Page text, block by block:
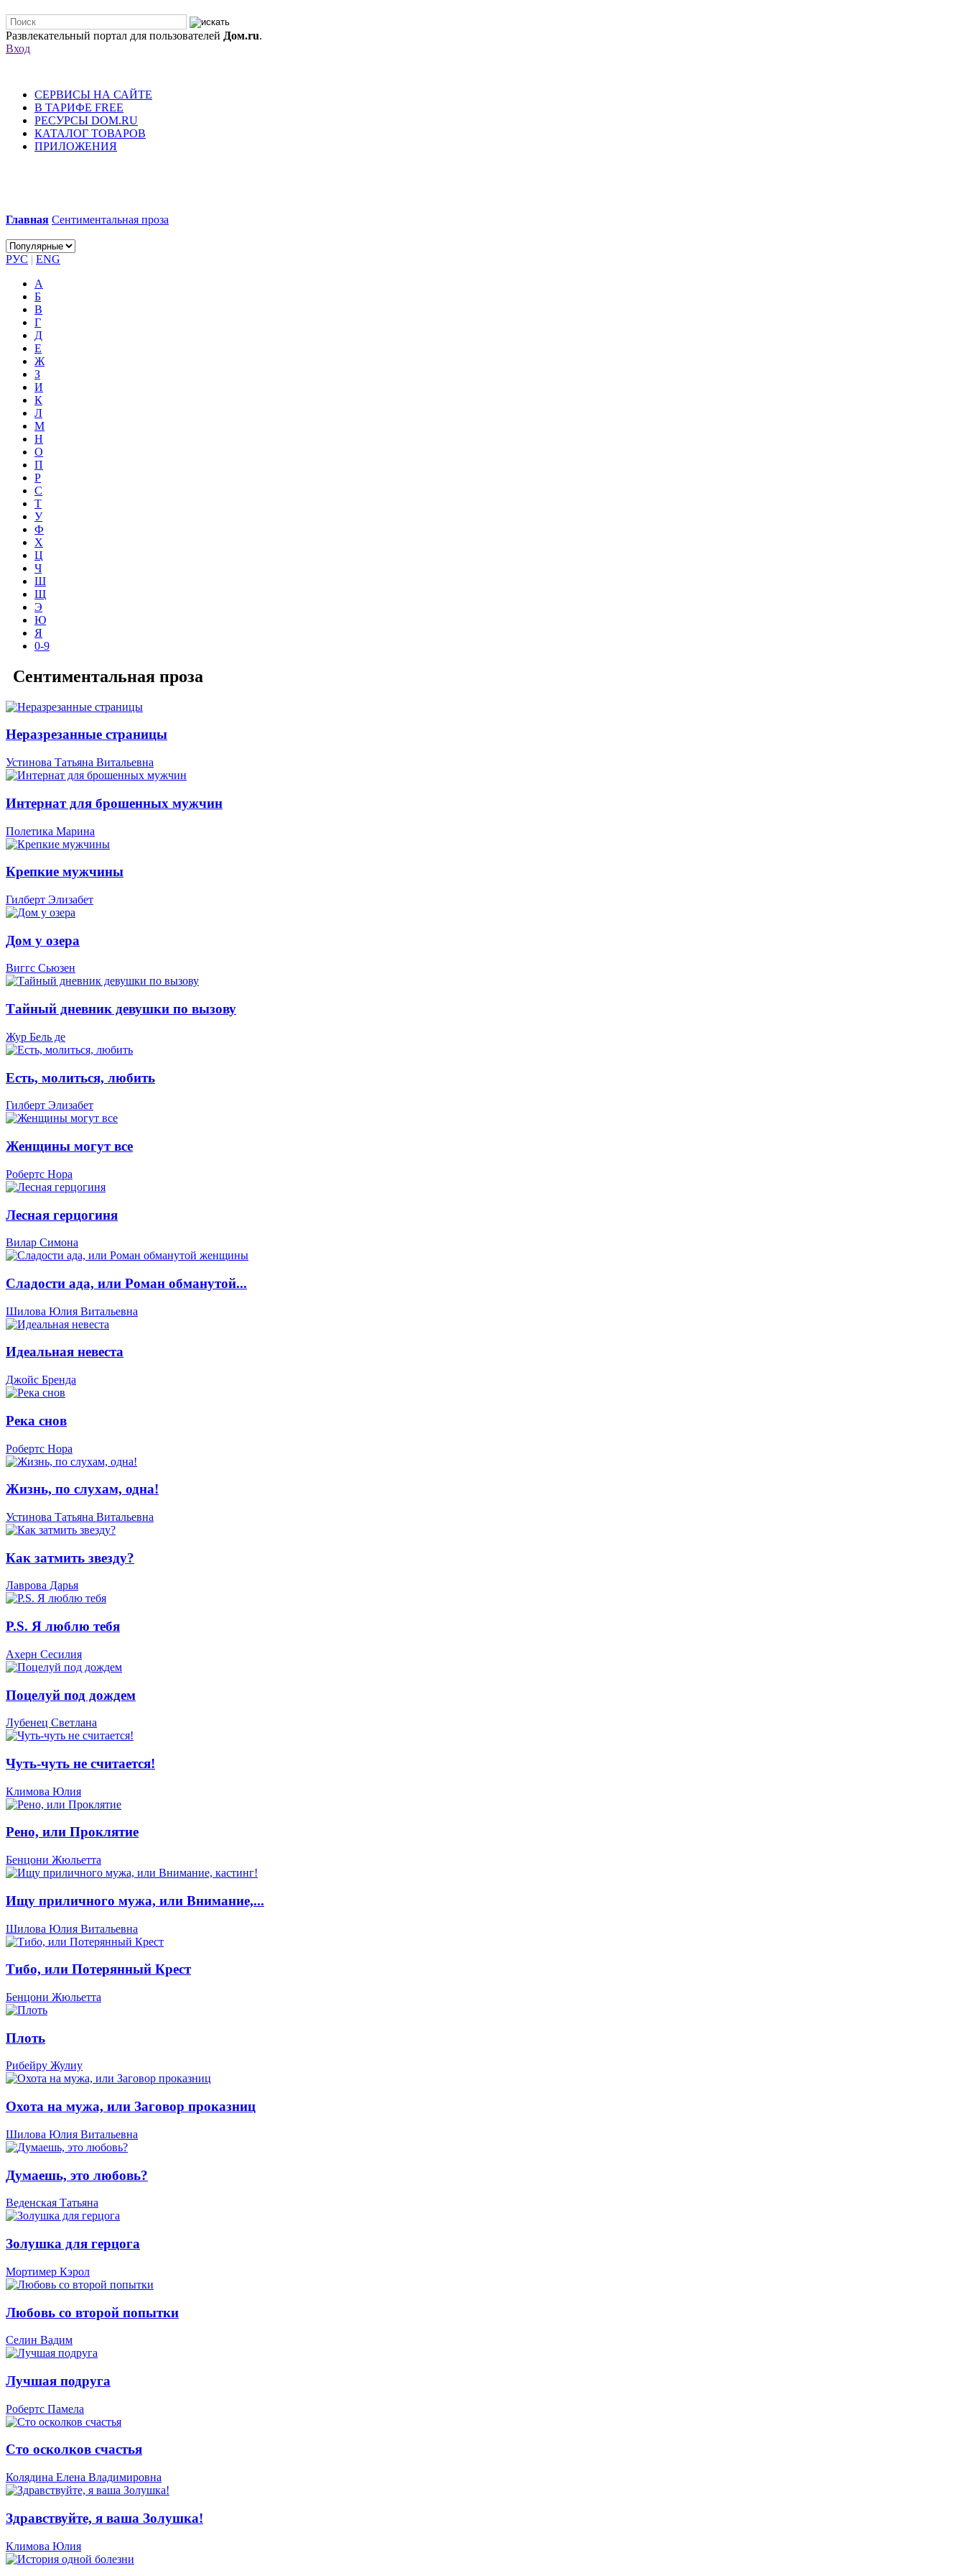
Развлекательный портал для пользователей Дом.ru.
Вход
СЕРВИСЫ НА САЙТЕ
В ТАРИФЕ FREE
РЕСУРСЫ DOM.RU
КАТАЛОГ ТОВАРОВ
ПРИЛОЖЕНИЯ
Главная Сентиментальная проза
РУС | ENG
А
Б
В
Г
Д
Е
Ж
З
И
К
Л
М
Н
О
П
Р
С
Т
У
Ф
Х
Ц
Ч
Ш
Щ
Э
Ю
Я
0-9
Сентиментальная проза
Неразрезанные страницы
Устинова Татьяна Витальевна
Интернат для брошенных мужчин
Полетика Марина
Крепкие мужчины
Гилберт Элизабет
Дом у озера
Виггс Сьюзен
Тайный дневник девушки по вызову
Жур Бель де
Есть, молиться, любить
Гилберт Элизабет
Женщины могут все
Робертс Нора
Лесная герцогиня
Вилар Симона
Сладости ада, или Роман обманутой...
Шилова Юлия Витальевна
Идеальная невеста
Джойс Бренда
Река снов
Робертс Нора
Жизнь, по слухам, одна!
Устинова Татьяна Витальевна
Как затмить звезду?
Лаврова Дарья
P.S. Я люблю тебя
Ахерн Сесилия
Поцелуй под дождем
Лубенец Светлана
Чуть-чуть не считается!
Климова Юлия
Рено, или Проклятие
Бенцони Жюльетта
Ищу приличного мужа, или Внимание,...
Шилова Юлия Витальевна
Тибо, или Потерянный Крест
Бенцони Жюльетта
Плоть
Рибейру Жулиу
Охота на мужа, или Заговор проказниц
Шилова Юлия Витальевна
Думаешь, это любовь?
Веденская Татьяна
Золушка для герцога
Мортимер Кэрол
Любовь со второй попытки
Селин Вадим
Лучшая подруга
Робертс Памела
Сто осколков счастья
Колядина Елена Владимировна
Здравствуйте, я ваша Золушка!
Климова Юлия